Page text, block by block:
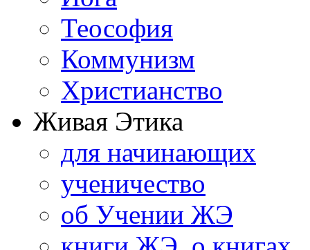
Теософия
Коммунизм
Христианство
Живая Этика
для начинающих
ученичество
об Учении ЖЭ